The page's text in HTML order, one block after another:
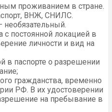
проживанием в стране.
ВНЖ, СНИЛС.
постоянной локацией в
личности и вид на
в паспорте о разрешении
гражданства, временно
РФ. В их удостоверении
на пребывание в